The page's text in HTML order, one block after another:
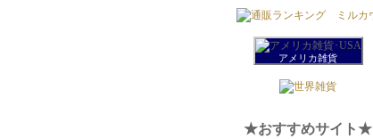
アメリカ雑貨
★おすすめサイト★